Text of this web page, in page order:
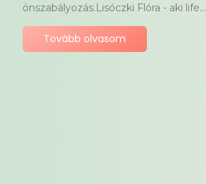
önszabályozás.Lisóczki Flóra - aki life...
Tovább olvasom